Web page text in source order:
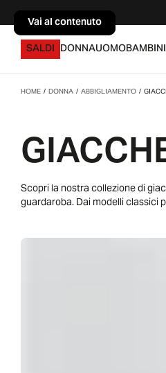
Vai al contenuto
SALDI DONNAUOMOBAMBINI
HOME/DONNA/ABBIGLIAMENTO/
Scopri la nostra collezione di
guardaroba. Dai modelli classici
Vai al contenuto